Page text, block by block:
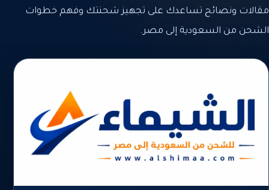
مقالات ونصائح تساعدك على تجهيز شحنتك وفهم خطوات
الشحن من السعودية إلى مصر.